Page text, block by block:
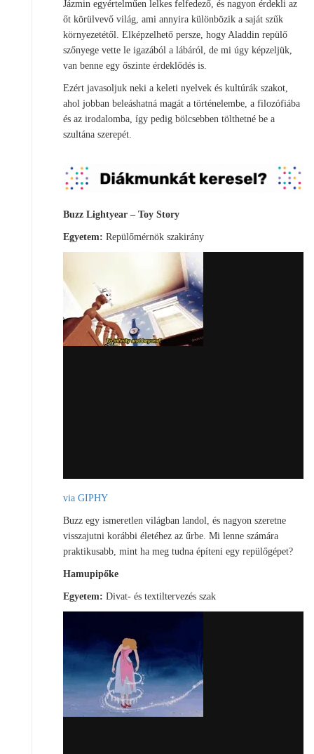
Jázmin egyértelműen lelkes felfedező, és nagyon érdekli az
őt körülvevő világ, ami annyira különbözik a saját szűk
környezetétől. Elképzelhető persze, hogy Aladdin repülő
szőnyege vette le igazából a lábáról, de mi úgy képzeljük,
van benne egy őszinte érdeklődés is.
Ezért javasoljuk neki a keleti nyelvek és kultúrák szakot,
ahol jobban beleáshatná magát a történelembe, a filozófiába
és az irodalomba, így pedig bölcsebben tölthetné be a
szultána szerepét.
Buzz Lightyear – Toy Story
Egyetem: Repülőmérnök szakirány
via GIPHY
Buzz egy ismeretlen világban landol, és nagyon szeretne
visszajutni korábbi életéhez az űrbe. Mi lenne számára
praktikusabb, mint ha meg tudna építeni egy repülőgépet?
Hamupipőke
Egyetem: Divat- és textiltervezés szak